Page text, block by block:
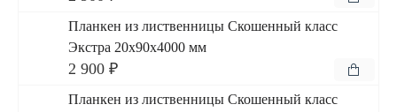
Планкен из лиственницы Скошенный класс
Экстра 20x90x4000 мм
2 900 ₽
Планкен из лиственницы Скошенный класс